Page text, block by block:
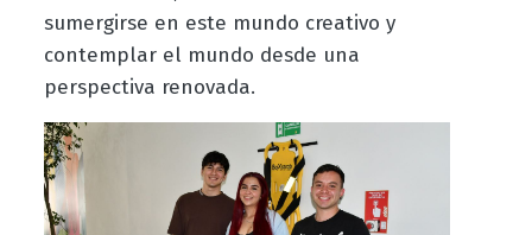
sumergirse en este mundo creativo y
contemplar el mundo desde una
perspectiva renovada.